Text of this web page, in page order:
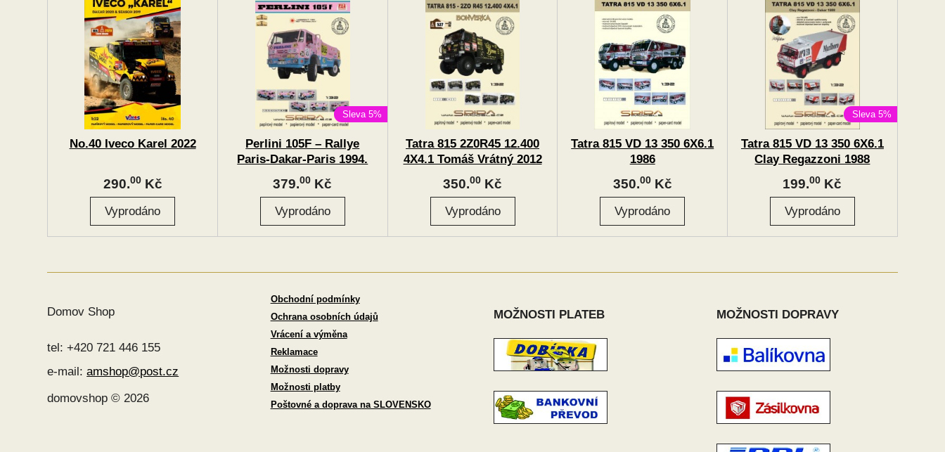
No.40 Iveco Karel 2022
290.00Kč
Sleva 5%
Perlini 105F – Rallye
Paris-Dakar-Paris 1994.
379.00 Kč
Tatra 815 2Z0R45 12.400
4X4.1 Tomáš Vrátný 2012
350.00 Kč
Tatra 815 VD 13 350 6X6.1
1986
350.00Kč
Sleva 5%
Tatra 815 VD 13 350 6X6.1
Clay Regazzoni 1988
199.00 Kč
Domov Shop
tel: +420 721 446 155
e-mail:amshop@post.cz
domovshop © 2026
Obchodní podmínky
Ochrana osobních údajů
Vrácení a výměna
Reklamace
Možnosti dopravy
Možnosti platby
Poštovné a doprava na SLOVENSKO
MOŽNOSTI PLATEB MOŽNOSTI DOPRAVY